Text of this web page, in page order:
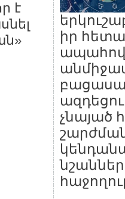
է
իր
չնայած